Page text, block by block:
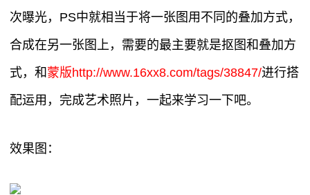
次曝光，PS中就相当于将一张图用不同的叠加方式，
合成在另一张图上，需要的最主要就是抠图和叠加方
式，和 蒙版http://www.16xx8.com/tags/38847/进行搭
配运用，完成艺术照片，一起来学习一下吧。
效果图：